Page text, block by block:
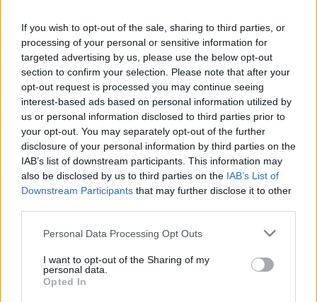
If you wish to opt-out of the sale, sharing to third parties, or
processing of your personal or sensitive information for
targeted advertising by us, please use the below opt-out
section to confirm your selection. Please note that after your
opt-out request is processed you may continue seeing
interest-based ads based on personal information utilized by
us or personal information disclosed to third parties prior to
your opt-out. You may separately opt-out of the further
disclosure of your personal information by third parties on the
IAB’s list of downstream participants. This information may
also be disclosed by us to third parties on the IAB’s List of
Downstream Participants that may further disclose it to other
Personal Data Processing Opt Outs
I want to opt-out of the Sharing of my
personal data.
Opted In
Rinktinės kariai tai pat stebės informacinę
aplinką ir teiks informaciją štabui, įgalinančią
analizuoti ir planuoti veiksmus.
Susiję straipsniai